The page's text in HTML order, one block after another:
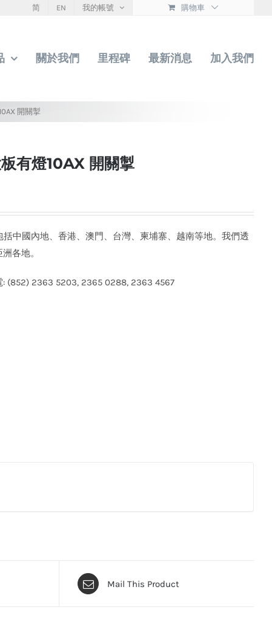
简 EN 我的帳號 購物車
關於我們 里程碑 最新消息 加入我們
開關掣
有燈10AX 開關掣
中國內地、香港、澳門、台灣、柬埔寨、越南等地。我們透
各地。
: (852) 2363 5203, 2365 0288, 2363 4567
Mail This Product